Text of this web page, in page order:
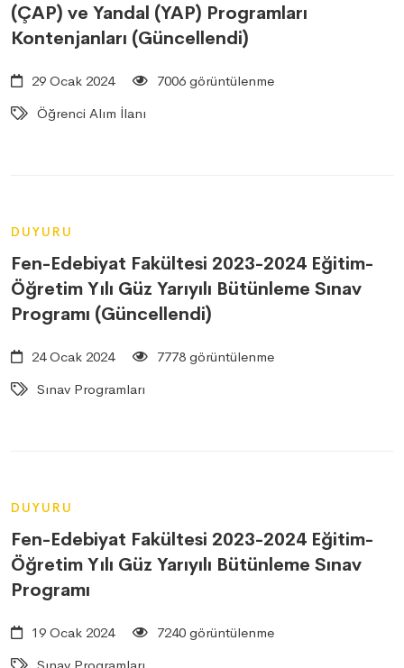
(ÇAP) ve Yandal (YAP) Programları
Kontenjanları (Güncellendi)
29 Ocak 2024
7006 görüntülenme
Öğrenci Alım İlanı
DUYURU
Fen-Edebiyat Fakültesi 2023-2024 Eğitim-
Öğretim Yılı Güz Yarıyılı Bütünleme Sınav
Programı (Güncellendi)
24 Ocak 2024
7778 görüntülenme
Sınav Programları
DUYURU
Fen-Edebiyat Fakültesi 2023-2024 Eğitim-
Öğretim Yılı Güz Yarıyılı Bütünleme Sınav
Programı
19 Ocak 2024
7240 görüntülenme